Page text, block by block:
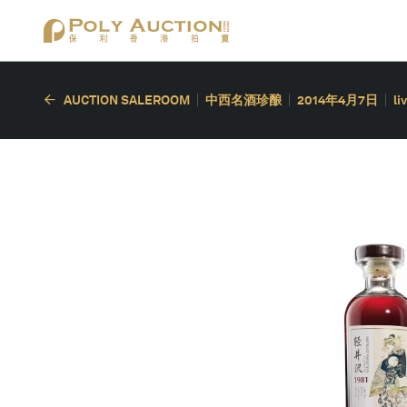
AUCTION SALEROOM 中西名酒珍酿 2014年4月7日